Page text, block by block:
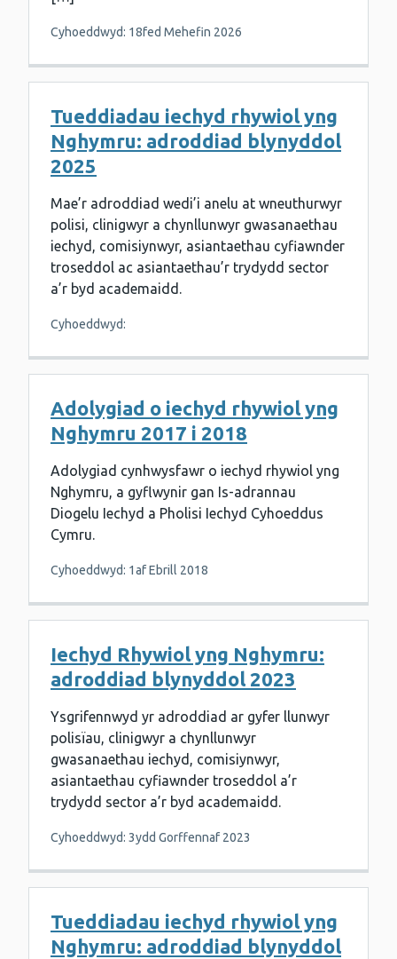
Cyhoeddwyd: 18fed Mehefin 2026
Tueddiadau iechyd rhywiol yng
Nghymru: adroddiad blynyddol
2025
Mae’r adroddiad wedi’i anelu at wneuthurwyr
polisi, clinigwyr a chynllunwyr gwasanaethau
iechyd, comisiynwyr, asiantaethau cyfiawnder
troseddol ac asiantaethau’r trydydd sector
a’r byd academaidd.
Cyhoeddwyd:
Adolygiad o iechyd rhywiol yng
Nghymru 2017 i 2018
Adolygiad cynhwysfawr o iechyd rhywiol yng
Nghymru, a gyflwynir gan Is-adrannau
Diogelu Iechyd a Pholisi Iechyd Cyhoeddus
Cymru.
Cyhoeddwyd: 1af Ebrill 2018
Iechyd Rhywiol yng Nghymru:
adroddiad blynyddol 2023
Ysgrifennwyd yr adroddiad ar gyfer llunwyr
polisïau, clinigwyr a chynllunwyr
gwasanaethau iechyd, comisiynwyr,
asiantaethau cyfiawnder troseddol a’r
trydydd sector a’r byd academaidd.
Cyhoeddwyd: 3ydd Gorffennaf 2023
Tueddiadau iechyd rhywiol yng
Nghymru: adroddiad blynyddol